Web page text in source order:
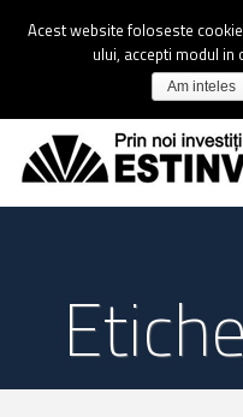
Acest website foloseste
ului, accepti modul
Am inteles